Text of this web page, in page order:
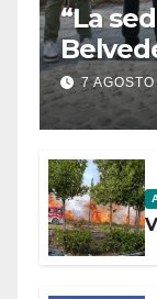
“La
7